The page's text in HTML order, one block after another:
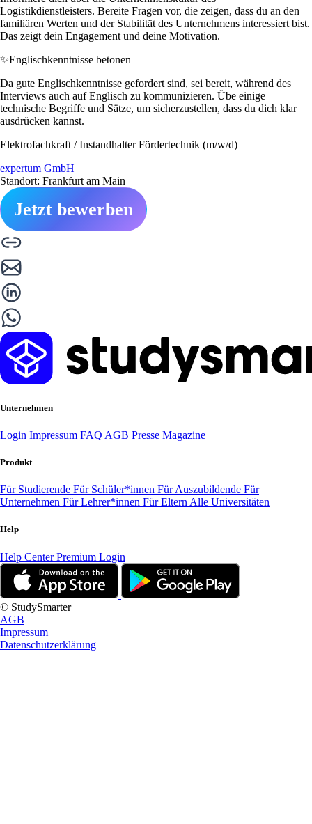
Logistikdienstleisters. Bereite Fragen vor, die zeigen, dass du an den
familiären Werten und der Stabilität des Unternehmens interessiert bist.
Das zeigt dein Engagement und deine Motivation.
✨Englischkenntnisse betonen
Da gute Englischkenntnisse gefordert sind, sei bereit, während des
Interviews auch auf Englisch zu kommunizieren. Übe einige
technische Begriffe und Sätze, um sicherzustellen, dass du dich klar
ausdrücken kannst.
Elektrofachkraft / Instandhalter Fördertechnik (m/w/d)
expertum GmbH
Standort: Frankfurt am Main
Jetzt bewerben
Unternehmen
Login Impressum FAQ AGB Presse Magazine
Produkt
Für Studierende Für Schüler*innen Für Auszubildende Für
Unternehmen Für Lehrer*innen Für Eltern Alle Universitäten
Help
Help CenterPremium Login
© StudySmarter
AGB
Impressum
Datenschutzerklärung